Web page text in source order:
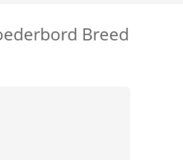
Breed